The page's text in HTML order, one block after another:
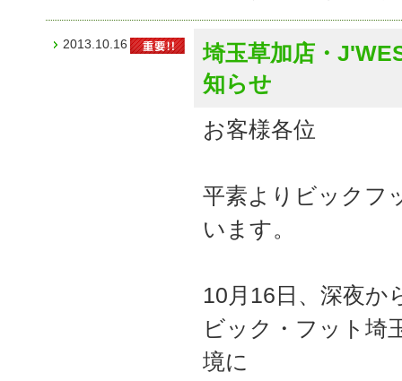
2013.10.16
埼玉草加店・
知らせ
お客様各位
平素よりビックフ
います。
10月16日、深夜か
ビック・フット埼
境に